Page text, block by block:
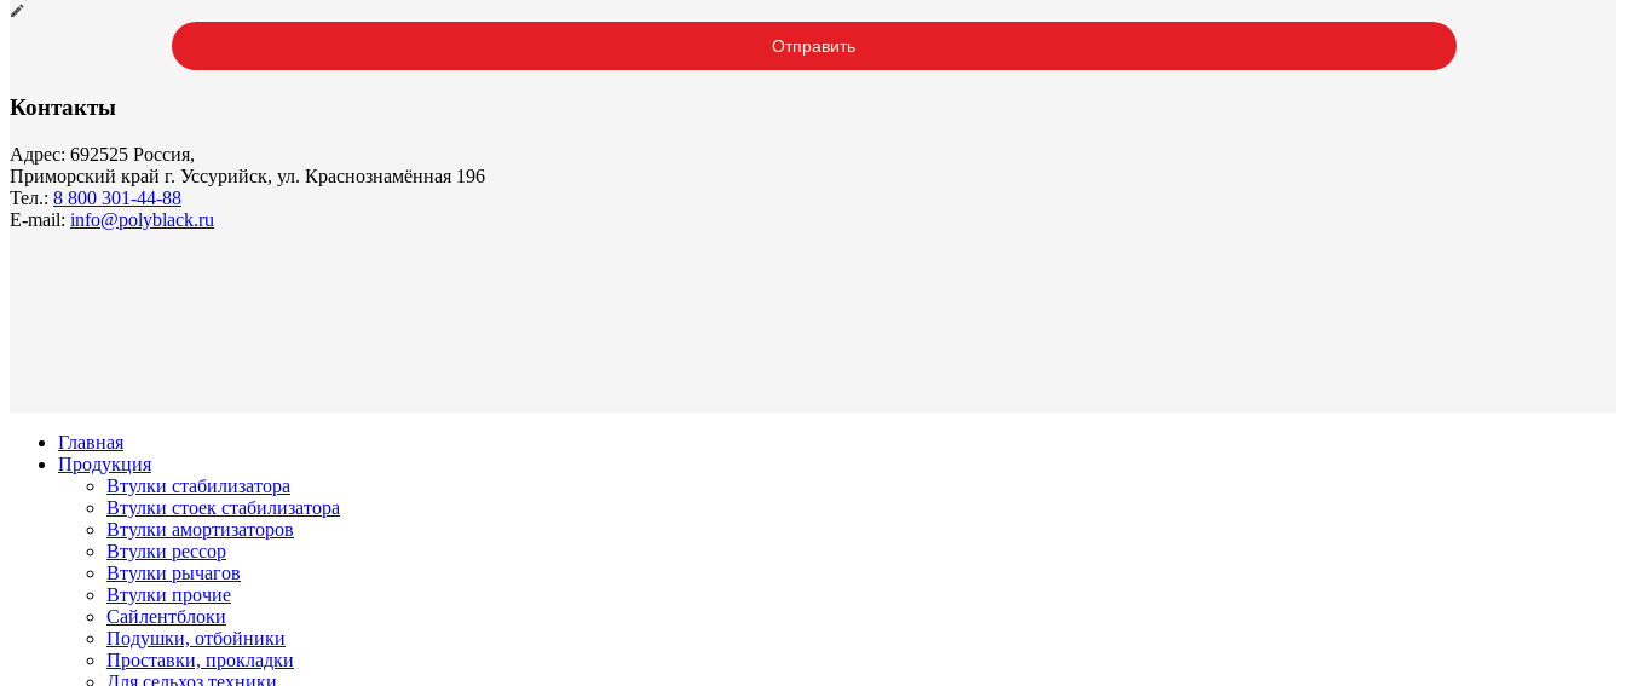
Контакты
Адрес: 692525 Россия,
Приморский край г. Уссурийск, ул. Краснознамённая 196
Тел.: 8 800 301-44-88
E-mail: info@polyblack.ru
Главная
Продукция
Втулки стабилизатора
Втулки стоек стабилизатора
Втулки амортизаторов
Втулки рессор
Втулки рычагов
Втулки прочие
Сайлентблоки
Подушки, отбойники
Проставки, прокладки
Для сельхоз техники